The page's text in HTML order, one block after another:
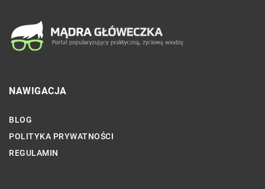
NAWIGACJA
BLOG
POLITYKA PRYWATNOŚCI
REGULAMIN